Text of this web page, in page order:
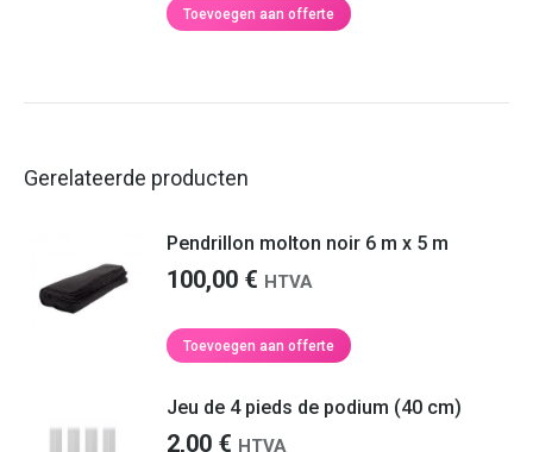
Toevoegen aan offerte
Gerelateerde producten
Pendrillon molton noir 6 m x 5 m
100,00 € HTVA
Toevoegen aan offerte
Jeu de 4 pieds de podium (40 cm)
2,00 € HTVA